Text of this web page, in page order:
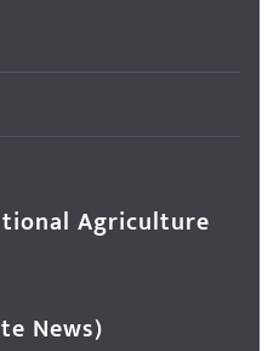
Agriculture
News)